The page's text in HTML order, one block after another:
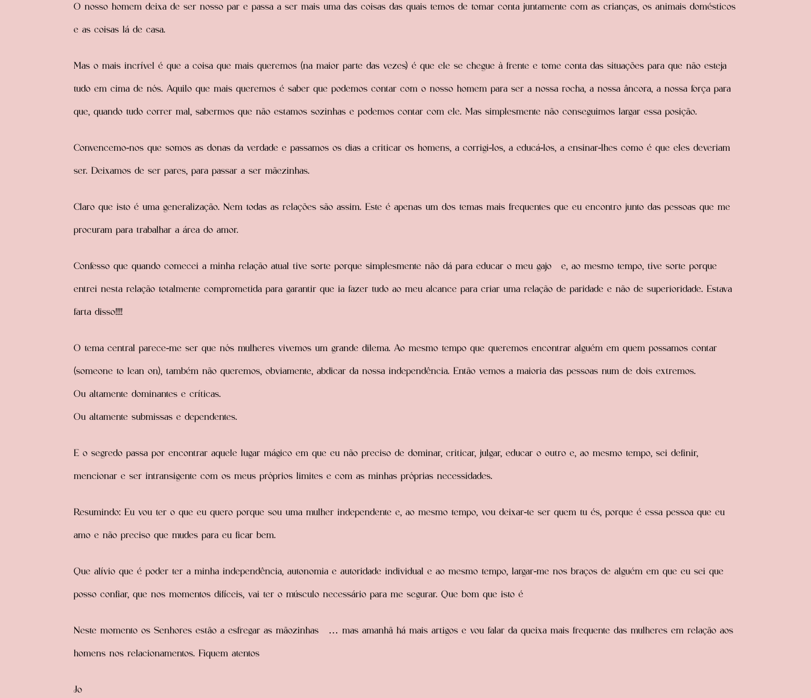
O nosso homem deixa de ser nosso par e passa a ser mais uma das coisas das quais temos de tomar conta juntamente com as crianças, os animais domésticos
e as coisas lá de casa.
Mas o mais incrível é que a coisa que mais queremos (na maior parte das vezes) é que ele se chegue à frente e tome conta das situações para que não esteja
tudo em cima de nós. Aquilo que mais queremos é saber que podemos contar com o nosso homem para ser a nossa rocha, a nossa âncora, a nossa força para
que, quando tudo correr mal, sabermos que não estamos sozinhas e podemos contar com ele. Mas simplesmente não conseguimos largar essa posição.
Convencemo-nos que somos as donas da verdade e passamos os dias a criticar os homens, a corrigi-los, a educá-los, a ensinar-lhes como é que eles deveriam
ser. Deixamos de ser pares, para passar a ser mãezinhas.
Claro que isto é uma generalização. Nem todas as relações são assim. Este é apenas um dos temas mais frequentes que eu encontro junto das pessoas que me
procuram para trabalhar a área do amor.
Confesso que quando comecei a minha relação atual tive sorte porque simplesmente não dá para educar o meu gajo e, ao mesmo tempo, tive sorte porque
entrei nesta relação totalmente comprometida para garantir que ia fazer tudo ao meu alcance para criar uma relação de paridade e não de superioridade. Estava
farta disso!!!!
O tema central parece-me ser que nós mulheres vivemos um grande dilema. Ao mesmo tempo que queremos encontrar alguém em quem possamos contar
(someone to lean on), também não queremos, obviamente, abdicar da nossa independência. Então vemos a maioria das pessoas num de dois extremos.
Ou altamente dominantes e críticas.
Ou altamente submissas e dependentes.
E o segredo passa por encontrar aquele lugar mágico em que eu não preciso de dominar, criticar, julgar, educar o outro e, ao mesmo tempo, sei definir,
mencionar e ser intransigente com os meus próprios limites e com as minhas próprias necessidades.
Resumindo: Eu vou ter o que eu quero porque sou uma mulher independente e, ao mesmo tempo, vou deixar-te ser quem tu és, porque é essa pessoa que eu
amo e não preciso que mudes para eu ficar bem.
Que alívio que é poder ter a minha independência, autonomia e autoridade individual e ao mesmo tempo, largar-me nos braços de alguém em que eu sei que
posso confiar, que nos momentos difíceis, vai ter o músculo necessário para me segurar. Que bom que isto é
Neste momento os Senhores estão a esfregar as mãozinhas … mas amanhã há mais artigos e vou falar da queixa mais frequente das mulheres em relação aos
homens nos relacionamentos. Fiquem atentos
Jo